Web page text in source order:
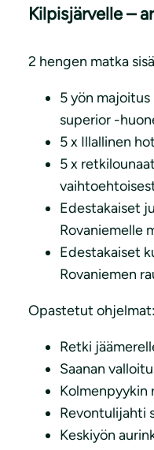
Kilpisjärvelle –
2 hengen matka
5 yön majoitus
superior -
5 x Illallinen
5 x
Edestakaiset
Rovaniemelle
Edestakaiset
Rovaniemen
Opastetut ohjelmat:
Retki
Saanan
Kolmenpyykin
Revontulijahti
Keskiyön